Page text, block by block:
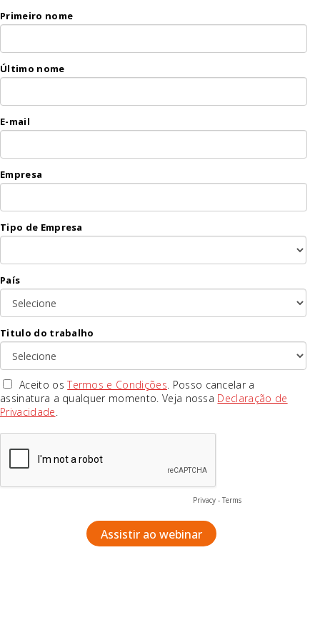
Primeiro nome
Último nome
E-mail
Empresa
Tipo de Empresa
País
Titulo do trabalho
Aceito osTermos e Condições. Posso cancelar a
assinatura a qualquer momento. Veja nossa Declaração de
Privacidade.
Privacy - Terms